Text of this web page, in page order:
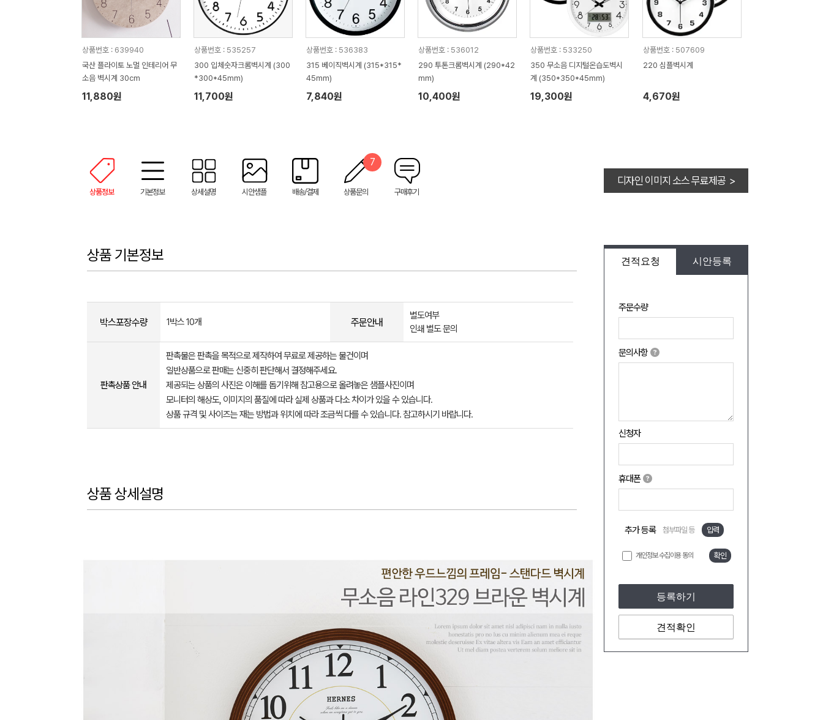
상품번호 : 639940
국산 플라이토 노멀 인테리어 무
소음 벽시계 30cm
11,880원
상품번호 : 535257
300 입체숫자크롬벽시계 (300
*300*45mm)
11,700원
상품번호 : 536383
315 베이직벽시계 (315*315*
45mm)
7,840원
상품번호 : 536012
290 투톤크롬벽시계 (290*42
mm)
10,400원
상품번호 : 533250
350 무소음 디지털온습도벽시
계 (350*350*45mm)
19,300원
상품번호 : 507609
220 심플벽시계
4,670원
상품정보 기본정보 상세설명 시안샘플 배송/결제 상품문의
7
구매후기
디자인 이미지 소스 무료제공 >
견적요청 시안등록
주문수량
문의사항
신청자
휴대폰
추가 등록 첨부파일 등 입력
개인정보 수집이용 동의 확인
등록하기
견적확인
상품 기본정보
박스포장수량 1박스 10개 주문안내
별도여부
인쇄 별도 문의
판촉상품 안내
판촉물은 판촉을 목적으로 제작하여 무료로 제공하는 물건이며
일반상품으로 판매는 신중히 판단해서 결정해주세요.
제공되는 상품의 사진은 이해를 돕기위해 참고용으로 올려놓은 샘플사진이며
모니터의 해상도, 이미지의 품질에 따라 실제 상품과 다소 차이가 있을 수 있습니다.
상품 규격 및 사이즈는 재는 방법과 위치에 따라 조금씩 다를 수 있습니다. 참고하시기 바랍니다.
상품 상세설명